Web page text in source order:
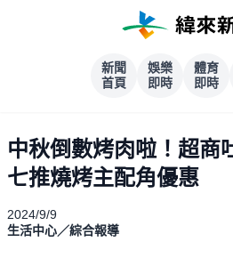
新聞
首頁
娛樂
即時
體育
即時
中秋倒數烤肉啦！超
七推燒烤主配角優惠
2024/9/9
生活中心／綜合報導